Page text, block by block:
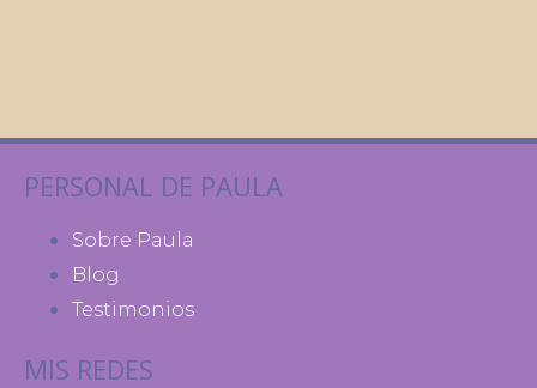
PERSONAL DE PAULA
Sobre Paula
Blog
Testimonios
MIS REDES